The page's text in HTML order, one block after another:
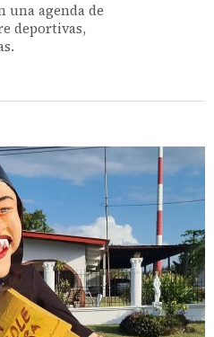
una agenda de
deportivas,